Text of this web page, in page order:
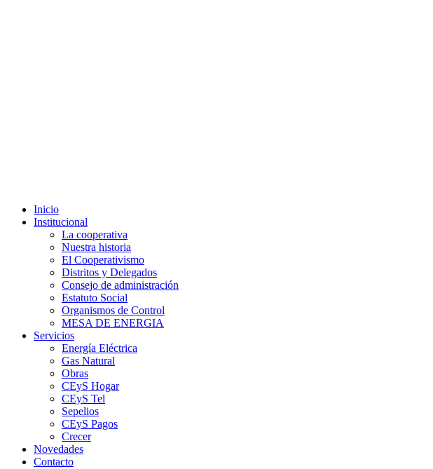
Inicio
Institucional
La cooperativa
Nuestra historia
El Cooperativismo
Distritos y Delegados
Consejo de administración
Estatuto Social
Organismos de Control
MESA DE ENERGIA
Servicios
Energía Eléctrica
Gas Natural
Obras
CEyS Hogar
CEyS Tel
Sepelios
CEyS Pagos
Crecer
Novedades
Contacto